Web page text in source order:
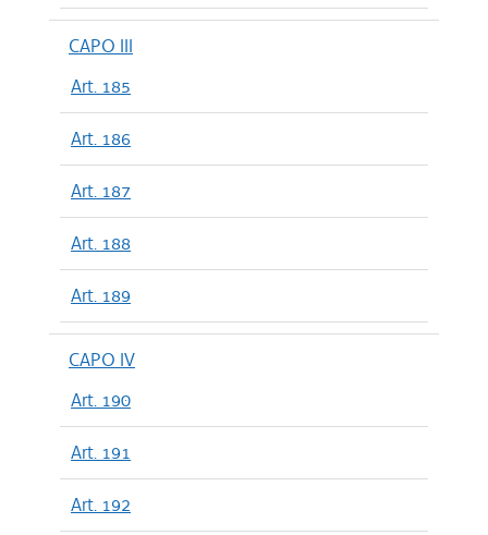
CAPO III
Art. 185
Art. 186
Art. 187
Art. 188
Art. 189
CAPO IV
Art. 190
Art. 191
Art. 192